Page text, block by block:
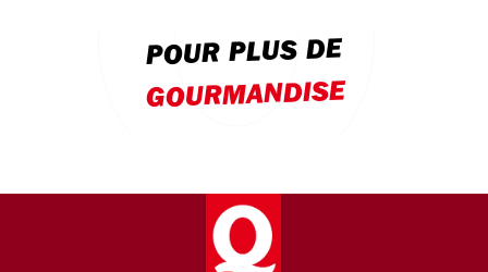
POUR PLUS DE
GOURMANDISE